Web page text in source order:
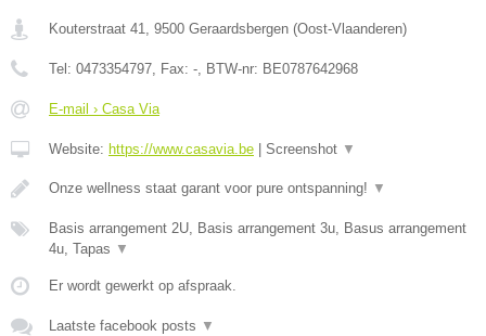
Kouterstraat 41 9500 Geraardsbergen (Oost-Vlaanderen)
Tel: 0473354797 , Fax: - , BTW-nr: BE0787642968
E-mail › Casa Via
Website: https://www.casavia.be | Screenshot ▼
Onze wellness staat garant voor pure ontspanning! ▼
Basis arrangement 2U, Basis arrangement 3u, Basus arrangement
4u, Tapas ▼
Er wordt gewerkt op afspraak.
Laatste facebook posts ▼